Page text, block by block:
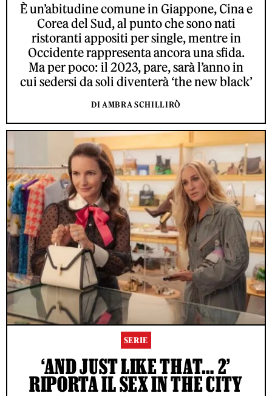
È un’abitudine comune in Giappone, Cina e
Corea del Sud, al punto che sono nati
ristoranti appositi per single, mentre in
Occidente rappresenta ancora una sfida.
Ma per poco: il 2023, pare, sarà l’anno in
cui sedersi da soli diventerà ‘the new black’
DI AMBRA SCHILLIRÒ
SERIE
‘AND JUST LIKE THAT… 2’
RIPORTA IL SEX IN THE CITY